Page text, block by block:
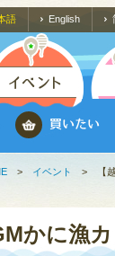
語 English
> イベント > 【
かに漁